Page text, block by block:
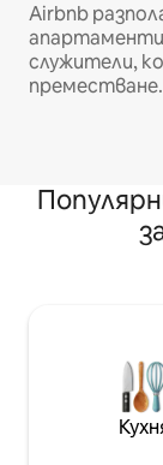
Airbnb
служители,
преместване.